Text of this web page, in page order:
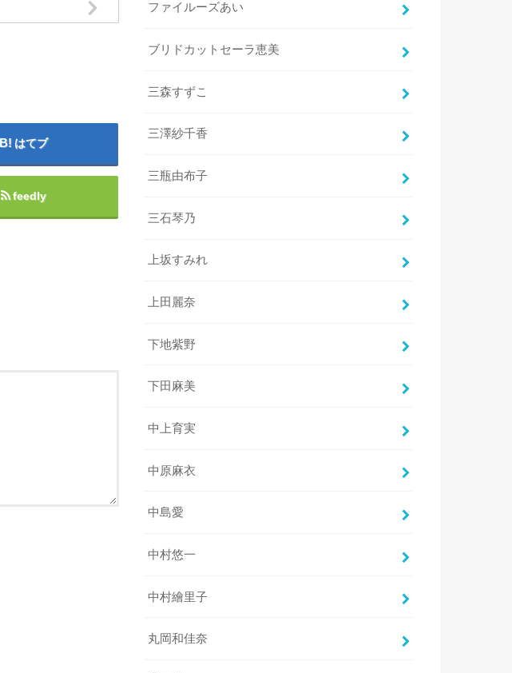
はてブ
feedly
ファイルーズあい
ブリドカットセーラ恵美
三森すずこ
三澤紗千香
三瓶由布子
三石琴乃
上坂すみれ
上田麗奈
下地紫野
下田麻美
中上育実
中原麻衣
中島愛
中村悠一
中村繪里子
丸岡和佳奈